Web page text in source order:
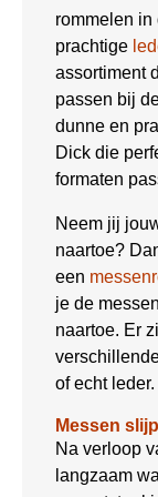
rommelen in
prachtige
assortiment
passen bij
dunne en
Dick die
formaten
Neem jij
naartoe?
een
je de
naartoe. Er
of echt leder.
Messen
Na verloop
langzaam